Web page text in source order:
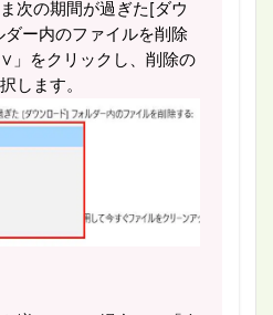
次の期間が過ぎた[ダウ
ダー内のファイルを削除
」をクリックし、削除の
します。